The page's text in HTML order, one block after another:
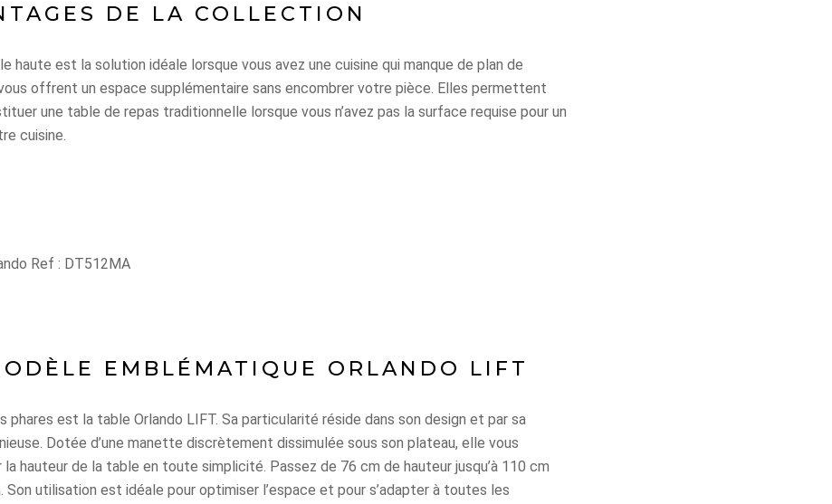
DE LA COLLECTION
haute est la solution idéale lorsque vous avez une cuisine qui manque de plan de
offrent un espace supplémentaire sans encombrer votre pièce. Elles permettent
une table de repas traditionnelle lorsque vous n’avez pas la surface requise pour un
cuisine.
Ref : DT512MA
EMBLÉMATIQUE ORLANDO LIFT
phares est la table Orlando LIFT. Sa particularité réside dans son design et par sa
Dotée d’une manette discrètement dissimulée sous son plateau, elle vous
hauteur de la table en toute simplicité. Passez de 76 cm de hauteur jusqu’à 110 cm
Son utilisation est idéale pour optimiser l’espace et pour s’adapter à toutes les